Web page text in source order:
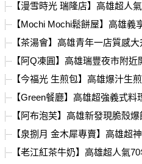
【漫雪時光 瑞隆店】高雄超人
【Mochi Mochi鬆餅屋】高雄
【茶湯會】高雄青年一店質感
【阿Q凍圓】高雄瑞豐夜市附
【今福光 生煎包】高雄爆汁生
【Green餐廳】高雄超強義式
【阿布泡芙】高雄新發現脆殼
【泉捌月 金木犀專賣】高雄超
【老江紅茶牛奶】高雄超人氣